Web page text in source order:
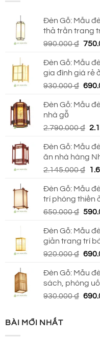
Đèn Gỗ: Mẫu
thả trần trang
990.000₫ Giá
là:
Đèn Gỗ: Mẫu
gia đình giá rẻ
930.000₫ Giá
là:
Đèn Gỗ: Mẫu
nhà gỗ
2.790.000₫
là:
Đèn Gỗ: Mẫu
ăn nhà hàng
2.145.000₫
là:
Đèn Gỗ: Mẫu
trí phòng thiền
650.000₫ Giá
là:
Đèn Gỗ: Mẫu
giản trang trí
920.000₫ Giá
là:
Đèn Gỗ: Mẫu
sách, phòng
930.000₫ Giá
BÀI MỚI NHẤT